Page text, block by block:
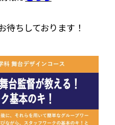
待ちしております！